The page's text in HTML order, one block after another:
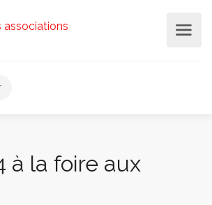
à la foire aux